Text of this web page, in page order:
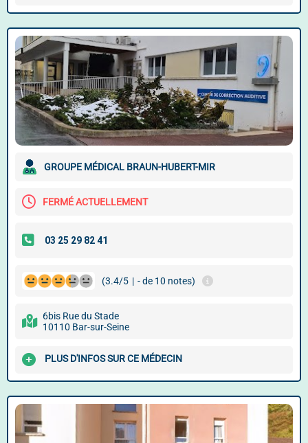
GROUPE MÉDICAL BRAUN-HUBERT-MIR
FERMÉ ACTUELLEMENT
(3.4/5 | - de 10 notes)
6bis Rue du Stade
10110 Bar-sur-Seine
PLUS D'INFOS SUR CE MÉDECIN